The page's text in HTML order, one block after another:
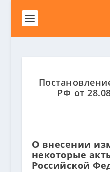
РФ от
О внесении
некоторые
Российской